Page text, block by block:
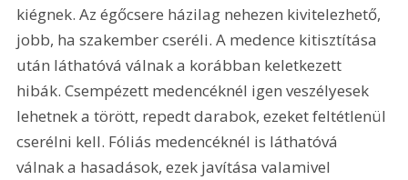
kiégnek. Az égőcsere házilag nehezen kivitelezhető,
jobb, ha szakember cseréli. A medence kitisztítása
után láthatóvá válnak a korábban keletkezett
hibák. Csempézett medencéknél igen veszélyesek
lehetnek a törött, repedt darabok, ezeket feltétlenül
cserélni kell. Fóliás medencéknél is láthatóvá
válnak a hasadások, ezek javítása valamivel